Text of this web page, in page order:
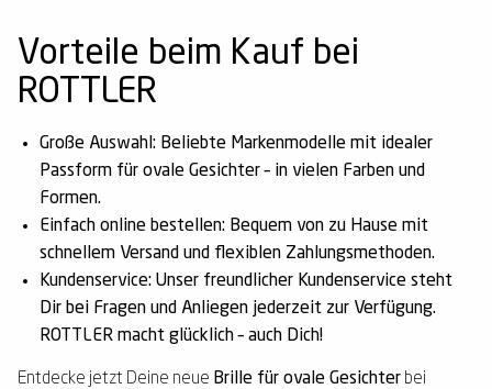
Vorteile beim Kauf bei
ROTTLER
Große Auswahl: Beliebte Markenmodelle mit idealer
Passform für ovale Gesichter – in vielen Farben und
Formen.
Einfach online bestellen: Bequem von zu Hause mit
schnellem Versand und flexiblen Zahlungsmethoden.
Kundenservice: Unser freundlicher Kundenservice steht
Dir bei Fragen und Anliegen jederzeit zur Verfügung.
ROTTLER macht glücklich – auch Dich!
Entdecke jetzt Deine neue Brille für ovale Gesichter bei